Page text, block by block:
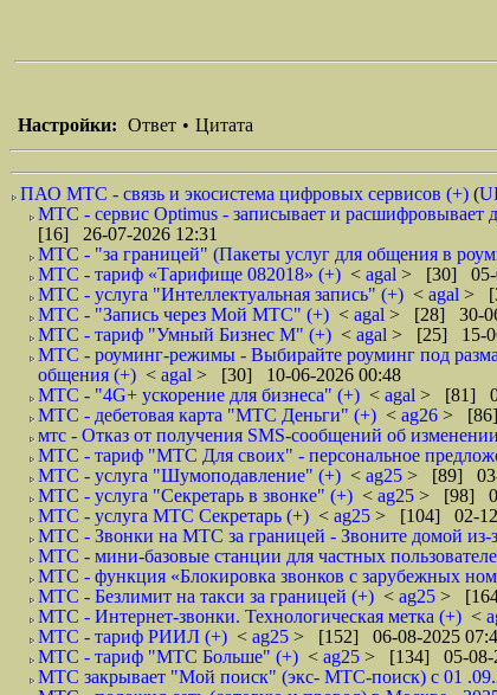
Настройки: Ответ • Цитата
ПАО МТС - связь и экосистема цифровых сервисов (+) (
МТС - сервис Optimus - записывает и расшифровывает
[16] 26-07-2026 12:31
МТС - "за границей" (Пакеты услуг для общения в
МТС - тариф «Тарифище 082018» (+) < agal > [30] 05-
МТС - услуга "Интеллектуальная запись" (+) < agal >
МТС - "Запись через Мой МТС" (+) < agal > [28] 30-
МТС - тариф "Умный Бизнес М" (+) < agal > [25] 15-
МТС - роуминг-режимы - Выбирайте роуминг под
общения (+) < agal > [30] 10-06-2026 00:48
МТС - "4G+ ускорение для бизнеса" (+) < agal > [81]
МТС - дебетовая карта "МТС Деньги" (+) < ag26 > [86]
мтс - Отказ от получения SMS-сообщений об
МТС - тариф "МТС Для своих" - персональное
МТС - услуга "Шумоподавление" (+) < ag25 > [89] 03-
МТС - услуга "Секретарь в звонке" (+) < ag25 > [98]
МТС - услуга МТС Секретарь (+) < ag25 > [104] 02-
МТС - Звонки на МТС за границей - Звоните домой
МТС - мини-базовые станции для частных
МТС - функция «Блокировка звонков с зарубежных
МТС - Безлимит на такси за границей (+) < ag25 >
МТС - Интернет-звонки. Технологическая метка (+) <
МТС - тариф РИИЛ (+) < ag25 > [152] 06-08-2025
МТС - тариф "МТС Больше" (+) < ag25 > [134] 05-08-
МТС закрывает "Мой поиск" (экс- МТС-поиск) с 01